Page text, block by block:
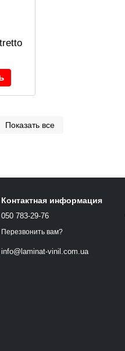
Показать все
Контактная информация
050 783-29-76
Перезвонить вам?
info@laminat-vinil.com.ua